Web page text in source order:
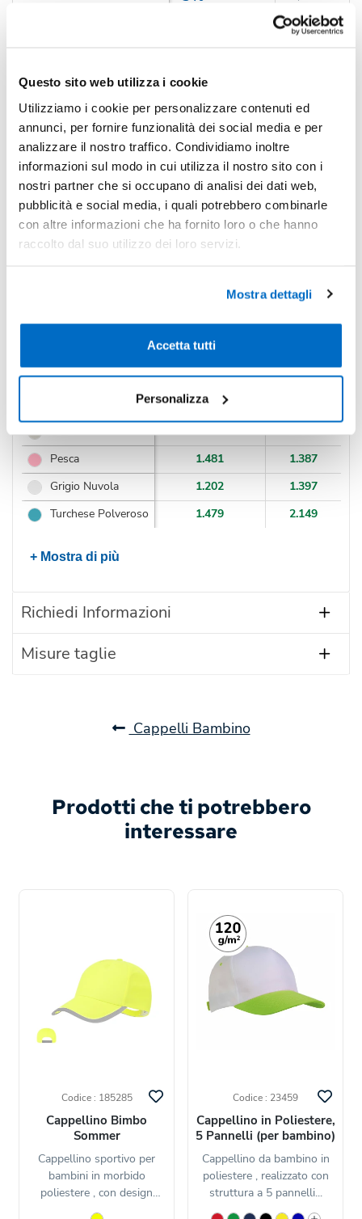
Questo sito web utilizza i cookie
Utilizziamo i cookie per personalizzare contenuti ed
annunci, per fornire funzionalità dei social media e per
analizzare il nostro traffico. Condividiamo inoltre
informazioni sul modo in cui utilizza il nostro sito con i
nostri partner che si occupano di analisi dei dati web,
pubblicità e social media, i quali potrebbero combinarle
con altre informazioni che ha fornito loro o che hanno
raccolto dal suo utilizzo dei loro servizi.
Mostra dettagli
Accetta tutti
Personalizza
€ 4,56
Non trovi la quantità in tabella?Calcola il preventivo
Quantità consigliata
300pz. Prezzo unitario:€ 5,56 IVA incl. Totale: € 1669,40
IVA incl.
Disponibilità
Colore
Disponibilità
6-12 mesi
Mandorla
1.462
1.856
Pesca
1.481
1.387
Grigio Nuvola
1.202
1.397
Turchese Polveroso
1.479 2.149
+ Mostra di più
Richiedi Informazioni
Misure taglie
Cappelli Bambino
Prodotti che ti potrebbero
interessare
Codice : 185285
Cappellino Bimbo
Sommer
Cappellino sportivo per
bambini in morbido
poliestere , con design
bicolore...
Codice : 23459
Cappellino in Poliestere,
5 Pannelli (per bambino)
Cappellino da bambino in
poliestere , realizzato con
struttura a 5 pannelli...